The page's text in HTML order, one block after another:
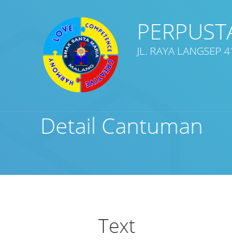
JL. RAYA LANGSEP
Detail Cantuman
Text